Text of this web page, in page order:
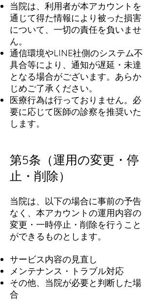
当院は、利用者が本アカウントを
通じて得た情報により被った損害
について、一切の責任を負いませ
ん。
通信環境やLINE社側のシステム不
具合等により、通知が遅延・未達
となる場合がございます。あらか
じめご了承ください。
医療行為は行っておりません。必
要に応じて医師の診察を推奨いた
します。
第5条（運用の変更・停
止・削除）
当院は、以下の場合に事前の予告
なく、本アカウントの運用内容の
変更・一時停止・削除を行うこと
ができるものとします。
サービス内容の見直し
メンテナンス・トラブル対応
その他、当院が必要と判断した場
合